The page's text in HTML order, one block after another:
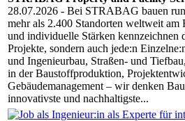
28.07.2026 - Bei STRABAG bauen
mehr als 2.400 Standorten weltweit
und individuelle Stärken kennzeichnen
Projekte, sondern auch jede:n
und Ingenieurbau, Straßen- und
in der Baustoffproduktion,
Gebäudemanagement – wir denken
innovativste und nachhaltigste...